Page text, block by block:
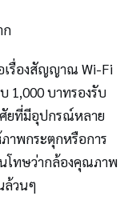
ก
เรื่องสัญญาณ Wi-Fi
1,000 บาทรองรับ
ยที่มีอุปกรณ์หลาย
าพกระตุกหรือการ
โทษว่ากล้องคุณภาพ
ล้วนๆ